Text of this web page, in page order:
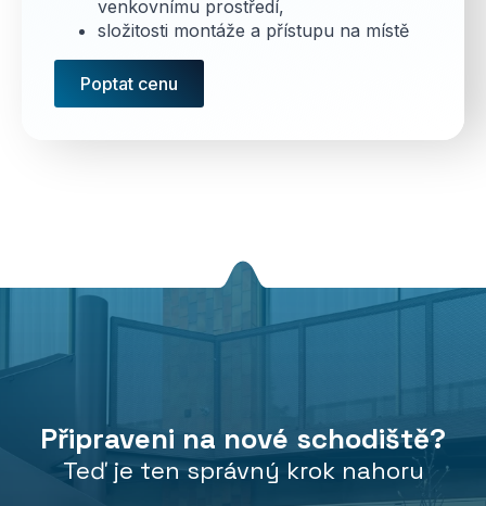
venkovnímu prostředí,
složitosti montáže a přístupu na místě
Poptat cenu
Připraveni na nové schodiště?
Teď je ten správný krok nahoru